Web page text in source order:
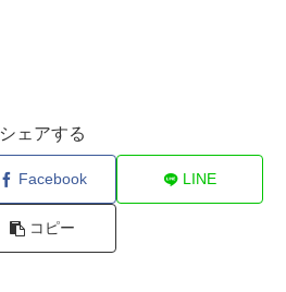
シェアする
Facebook LINE
コピー